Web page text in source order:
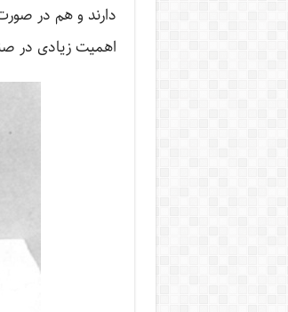
دارند و هم در
اهمیت زیادی در